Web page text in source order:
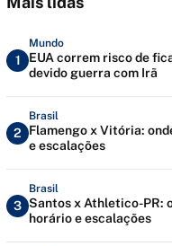
1
Mundo
EUA correm risco de
devido guerra com Irã
2
Brasil
Flamengo x Vitória:
e escalações
3
Brasil
Santos x Athletico-PR:
horário e escalações